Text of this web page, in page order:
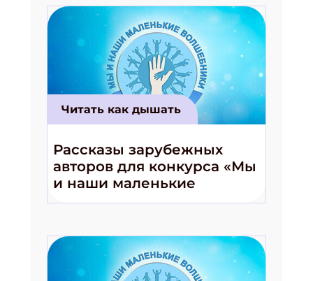
Читать как дышать
Рассказы зарубежных
авторов для конкурса «Мы
и наши маленькие
волшебники!»